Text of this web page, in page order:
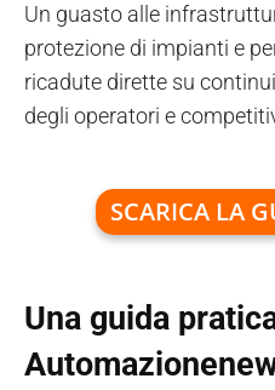
Un guasto alle
protezione di impianti e
ricadute dirette su
degli operatori e
SCARICA LA
Una guida